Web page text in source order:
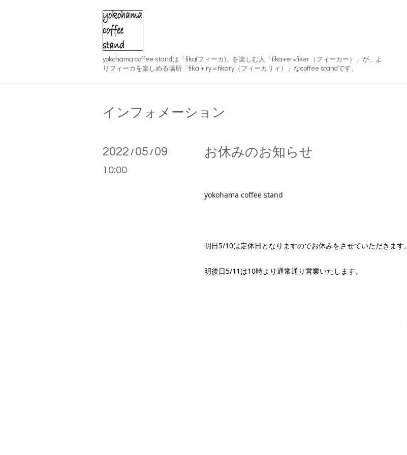
yokohama coffee standは「fika(フィーカ)」を楽しむ人「fika+er=fiker（フィーカー）」が、よ
りフィーカを楽しめる場所「fika＋ry＝fikary（フィーカリィ）」なcoffee standです。
インフォメーション
2022 / 05 / 09
10:00
お休みのお知らせ
yokohama coffee stand
明日5/10は定休日となり ますのでお休みをさせていただきます。
明後日5/11は10時より通常通り営業いたします。